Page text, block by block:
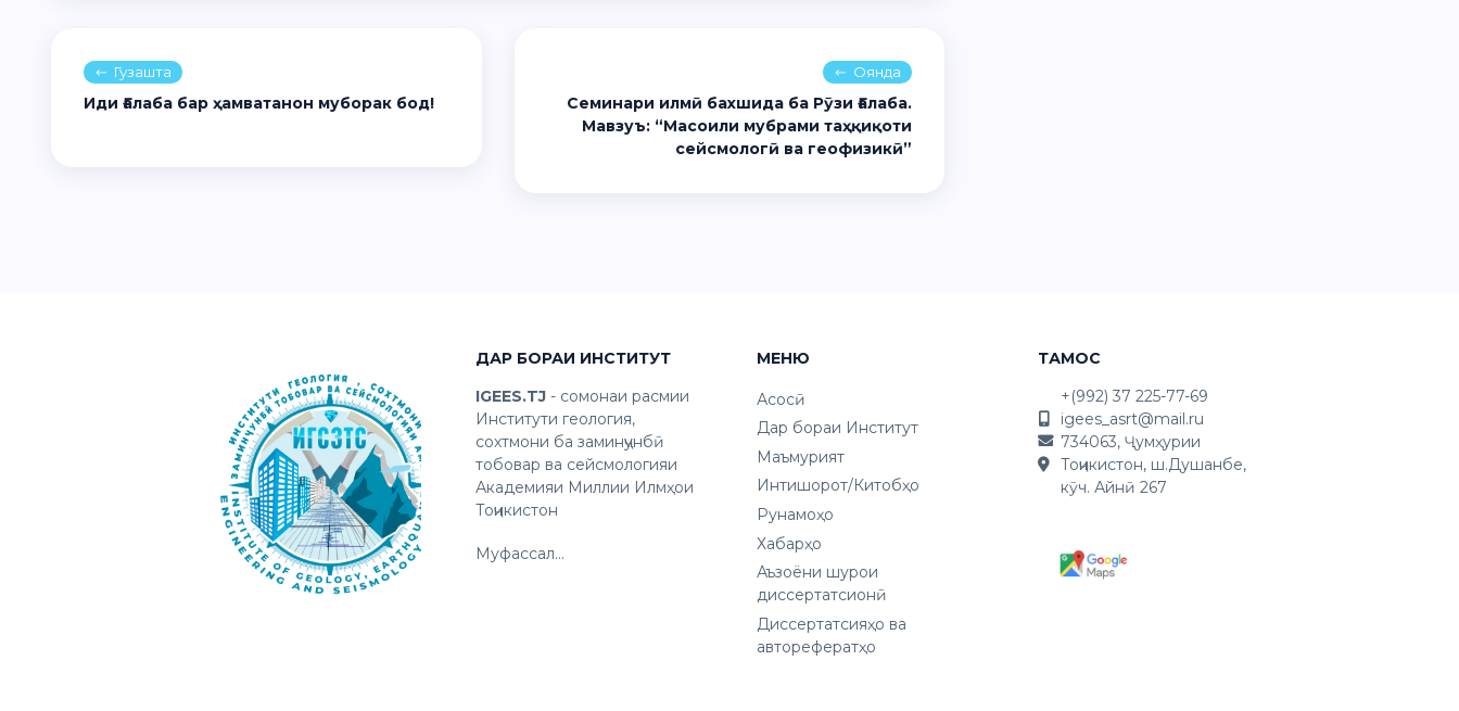
Гузашта
Иди Ғалаба бар ҳамватанон муборак бод!
Оянда
Семинари илмӣ бахшида ба Рӯзи Ғалаба.
Мавзуъ: “Масоили мубрами таҳқиқоти
сейсмологӣ ва геофизикӣ”
ДАР БОРАИ ИНСТИТУТ
IGEES.TJ - сомонаи расмии
Институти геология,
сохтмони ба заминҷунбӣ
тобовар ва сейсмологияи
Академияи Миллии Илмҳои
Тоҷикистон
Муфассал...
МЕНЮ
Асосӣ
Дар бораи Институт
Маъмурият
Интишорот/Китобҳо
Рунамоҳо
Хабарҳо
Аъзоёни шурои
диссертатсионӣ
Диссертатсияҳо ва
авторефератҳо
ТАМОС
+(992) 37 225-77-69
igees_asrt@mail.ru
734063, Ҷумҳурии
Тоҷикистон, ш.Душанбе,
кӯч. Айнӣ 267